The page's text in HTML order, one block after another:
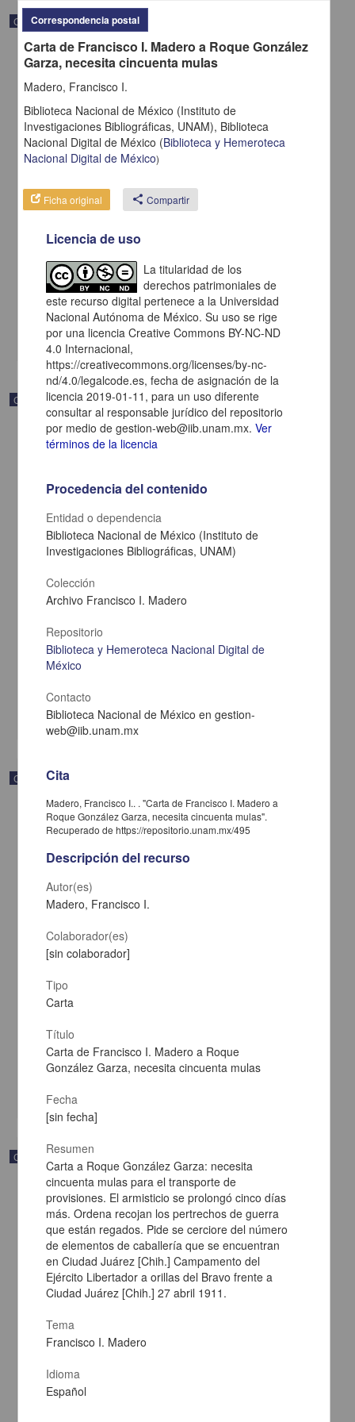
Correspondencia postal
una fotografía
Pitman, H. C.
[sin fecha]
Multidisciplina
Correspondencia postal
Carta de Zeferino Pérez, el general Antonio Rábago se encuentra
en la ranchería de Samalayuca
Pérez, Zeferino
Multidisciplina
Correspondencia postal
Carta de José María Maytorena a Francisco I. Madero en la que
Maytorena, José María
[sin fecha]
Multidisciplina
Correspondencia postal
Carta de Francisco Martínez Baca a Francisco I. Madero
felicitándolo por el triunfo de la causa
Correspondencia postal
Carta de Francisco I. Madero a Roque González
Garza, necesita cincuenta mulas
Madero, Francisco I.
Biblioteca Nacional de México (Instituto de
Investigaciones Bibliográficas, UNAM), Biblioteca
Nacional Digital de México (Biblioteca y Hemeroteca
Nacional Digital de México)
Ficha original share Compartir
Licencia de uso
La titularidad de los
derechos patrimoniales de
este recurso digital pertenece a la Universidad
Nacional Autónoma de México. Su uso se rige
por una licencia Creative Commons BY-NC-ND
4.0 Internacional,
https://creativecommons.org/licenses/by-nc-
nd/4.0/legalcode.es, fecha de asignación de la
licencia 2019-01-11, para un uso diferente
consultar al responsable jurídico del repositorio
por medio de gestion-web@iib.unam.mx.Ver
términos de la licencia
Procedencia del contenido
Entidad o dependencia
Biblioteca Nacional de México (Instituto de
Investigaciones Bibliográficas, UNAM)
Colección
Archivo Francisco I. Madero
Repositorio
Biblioteca y Hemeroteca Nacional Digital de
México
Contacto
Biblioteca Nacional de México en gestion-
web@iib.unam.mx
Cita
Madero, Francisco I.. . "Carta de Francisco I. Madero a
Roque González Garza, necesita cincuenta mulas".
Recuperado de https://repositorio.unam.mx/495
Descripción del recurso
Autor(es)
Madero, Francisco I.
Colaborador(es)
[sin colaborador]
Tipo
Carta
Título
Carta de Francisco I. Madero a Roque
González Garza, necesita cincuenta mulas
Fecha
[sin fecha]
Resumen
Carta a Roque González Garza: necesita
cincuenta mulas para el transporte de
provisiones. El armisticio se prolongó cinco días
más. Ordena recojan los pertrechos de guerra
que están regados. Pide se cerciore del número
de elementos de caballería que se encuentran
en Ciudad Juárez [Chih.] Campamento del
Ejército Libertador a orillas del Bravo frente a
Ciudad Juárez [Chih.] 27 abril 1911.
Tema
Francisco I. Madero
Idioma
Español